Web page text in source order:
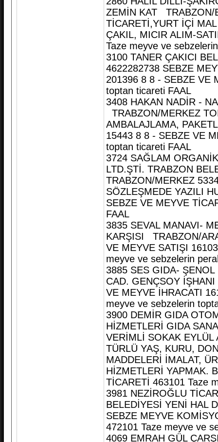
ZEMİN KAT TRABZON/
TİCARETİ,YURT İÇİ
ÇAKIL, MICIR ALIM-
Taze meyve ve
3100 TANER ÇAKICI
4622282738 SEBZE
201396 8 8 - SEBZE VE
toptan ticareti FAAL
3408 HAKAN NADİR -
TRABZON/MERKEZ
AMBALAJLAMA,
15443 8 8 - SEBZE VE
toptan ticareti FAAL
3724 SAĞLAM
LTD.ŞTİ. TRABZON
TRABZON/MERKEZ
SÖZLEŞMEDE YAZILI
SEBZE VE MEYVE
FAAL
3835 SEVAL MANAVI-
KARŞISI TRABZON/
VE MEYVE SATIŞI
meyve ve sebzelerin
3885 SES GIDA-
CAD. GENÇSOY
VE MEYVE İHRACATI
meyve ve sebzelerin
3900 DEMİR GIDA
HİZMETLERİ GIDA
VERİMLİ SOKAK
TÜRLÜ YAŞ, KURU,
MADDELERİ İMALAT,
HİZMETLERİ YAPMAK.
TİCARETİ 463101 Taze
3981 NEZİROĞLU
BELEDİYESİ YENİ HAL
SEBZE MEYVE
472101 Taze meyve ve
4069 EMRAH GÜL